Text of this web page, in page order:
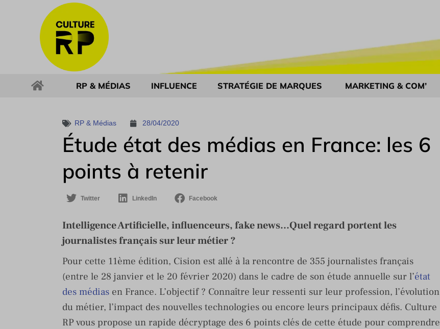
RP & MÉDIAS INFLUENCE STRATÉGIE DE MARQUES MARKETING & COM’
RP & Médias 28/04/2020
Étude état des médias en France: les 6
points à retenir
Twitter LinkedIn Facebook
Intelligence Artificielle, influenceurs, fake news...Quel regard portent les
journalistes français sur leur métier ?
Pour cette 11ème édition, Cision est allé à la rencontre de 355 journalistes français
(entre le 28 janvier et le 20 février 2020) dans le cadre de son étude annuelle sur l’état
des médias en France. L’objectif ? Connaître leur ressenti sur leur profession, l’évolution
du métier, l’impact des nouvelles technologies ou encore leurs principaux défis. Culture
RP vous propose un rapide décryptage des 6 points clés de cette étude pour comprendre